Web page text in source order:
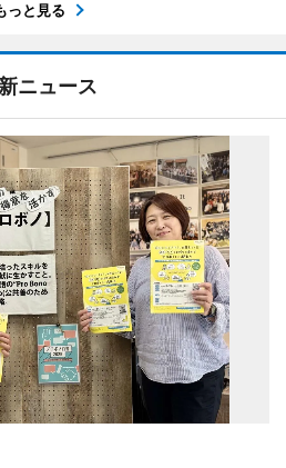
っと見る
ニュース